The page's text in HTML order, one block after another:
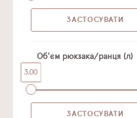
Об'єм рюкзака/ранця (л)
3.00